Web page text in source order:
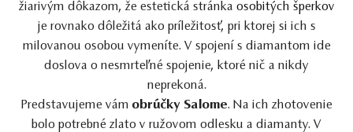
žiarivým dôkazom, že estetická stránka osobitých šperkov
je rovnako dôležitá ako príležitosť, pri ktorej si ich s
milovanou osobou vymeníte. V spojení s diamantom ide
doslova o nesmrteľné spojenie, ktoré nič a nikdy
neprekoná.
Predstavujeme vám obrúčky Salome. Na ich zhotovenie
bolo potrebné zlato v ružovom odlesku a diamanty. V